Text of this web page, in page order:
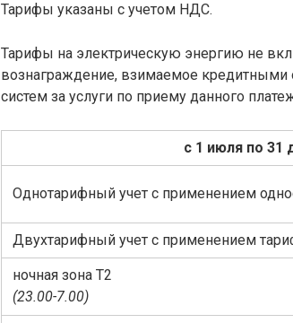
Тарифы указаны с учетом НДС.
Тарифы на электрическую энергию не
вознаграждение, взимаемое кредитными
систем за услуги по приему данного
с 1 июля по 31
Однотарифный учет с применением
Двухтарифный учет с применением
ночная зона Т2
(23.00-7.00)